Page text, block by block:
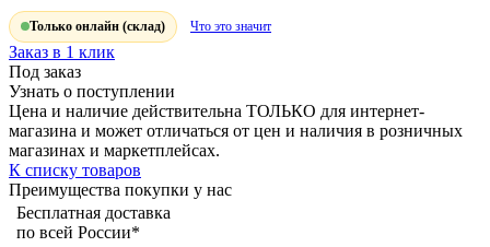
Только онлайн (склад) Что это значит
Заказ в 1 клик
Под заказ
Узнать о поступлении
Цена и наличие действительна ТОЛЬКО для интернет-
магазина и может отличаться от цен и наличия в розничных
магазинах и маркетплейсах.
К списку товаров
Преимущества покупки у нас
Бесплатная доставка
по всей России*